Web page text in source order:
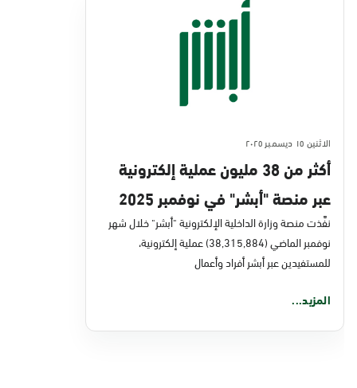
الاثنين ١٥ ديسمبر ٢٠٢٥
أكثر من 38 مليون عملية إلكترونية
عبر منصة "أبشر" في نوفمبر 2025
نفَّذت منصة وزارة الداخلية الإلكترونية "أبشر" خلال شهر
نوفمبر الماضي (38,315,884) عملية إلكترونية،
للمستفيدين عبر أبشر أفراد وأعمال
المزيد...